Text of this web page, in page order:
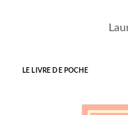
LE LIVRE DE POCHE